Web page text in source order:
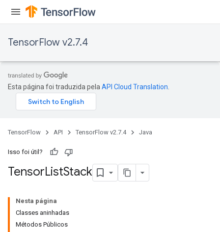
TensorFlow v2.7.4
Esta página foi traduzida pela API Cloud Translation
TensorFlow API TensorFlow v2.7.4 Java
Isso foi útil?
TensorListStack
Nesta página
Classes aninhadas
Métodos Públicos